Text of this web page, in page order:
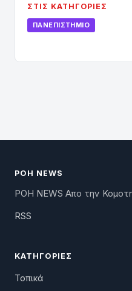
ΣΤΙΣ ΚΑΤΗΓΟΡΊΕΣ
ΠΑΝΕΠΙΣΤΉΜΙΟ
ΡΟΗ NEWS
ΡΟΗ NEWS Απο την
RSS
ΚΑΤΗΓΟΡΊΕΣ
Τοπικά